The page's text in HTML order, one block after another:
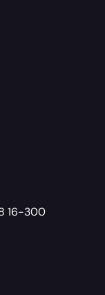
16-300